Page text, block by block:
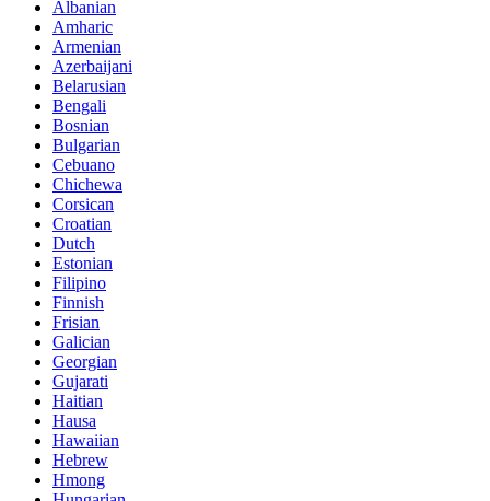
Albanian
Amharic
Armenian
Azerbaijani
Belarusian
Bengali
Bosnian
Bulgarian
Cebuano
Chichewa
Corsican
Croatian
Dutch
Estonian
Filipino
Finnish
Frisian
Galician
Georgian
Gujarati
Haitian
Hausa
Hawaiian
Hebrew
Hmong